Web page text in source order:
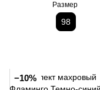
Размер
98
−10%